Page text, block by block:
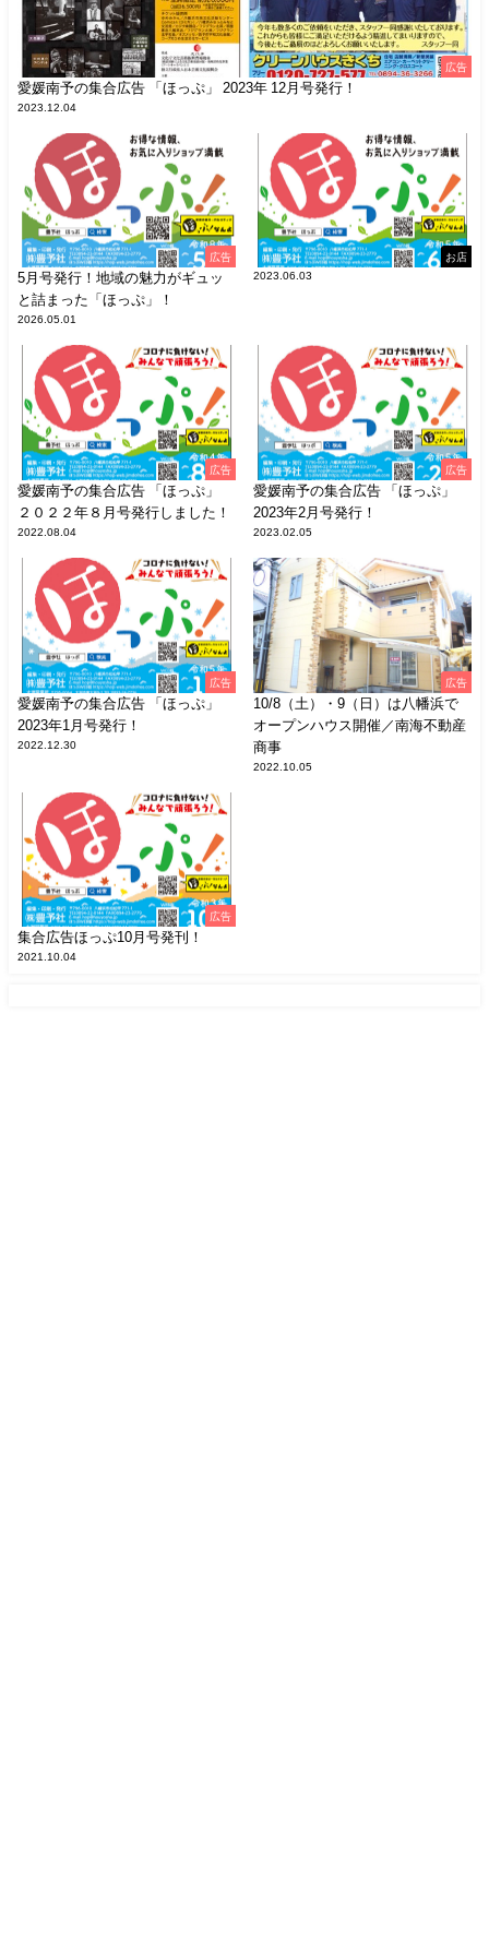
広告
愛媛南予の集合広告 「ほっぷ」 2023年 12月号発行！
2023.12.04
広告
5月号発行！地域の魅力がギュッ
と詰まった「ほっぷ」！
2026.05.01
お店
2023.06.03
広告
愛媛南予の集合広告 「ほっぷ」
２０２２年８月号発行しました！
2022.08.04
広告
愛媛南予の集合広告 「ほっぷ」
2023年2月号発行！
2023.02.05
広告
愛媛南予の集合広告 「ほっぷ」
2023年1月号発行！
2022.12.30
広告
10/8（土）・9（日）は八幡浜で
オープンハウス開催／南海不動産
商事
2022.10.05
広告
集合広告ほっぷ10月号発刊！
2021.10.04